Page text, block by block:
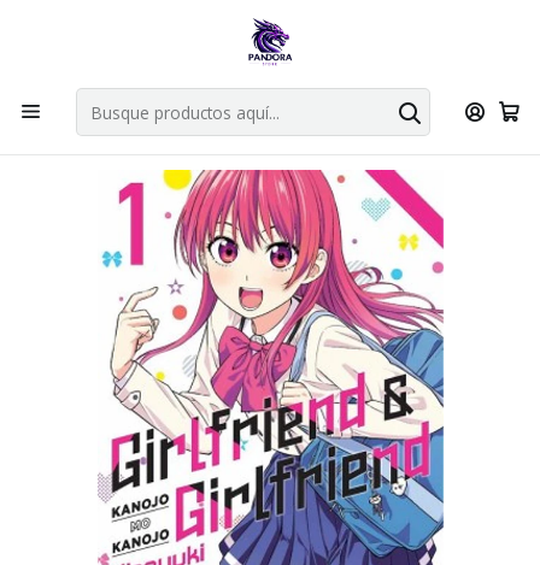
Por compras en cartas singles superiores a 49.990 el envio es
Explorar singles
Mangas Tankobon GIRLFRIEND & GIRLFRIEND 01